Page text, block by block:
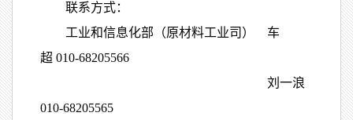
联系方式：
工业和信息化部（原材料工业司） 车
超 010-68205566
刘一浪
010-68205565